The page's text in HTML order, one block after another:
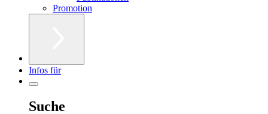
Promotion
Infos für
Suche